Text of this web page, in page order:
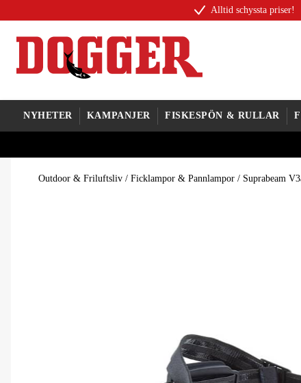
Alltid schyssta priser!
NYHETER KAMPANJER FISKESPÖN & RULLAR
Outdoor & Friluftsliv / Ficklampor & Pannlampor / Suprabeam